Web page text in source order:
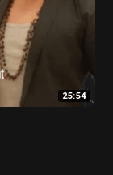
25:54